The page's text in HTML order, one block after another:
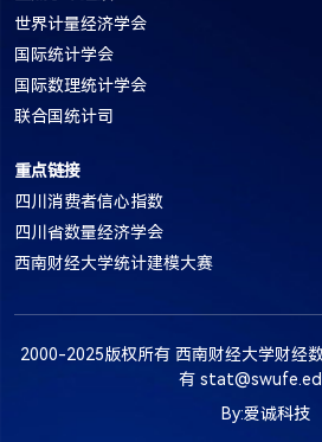
世界计量经济学会
国际统计学会
国际数理统计学会
联合国统计司
重点链接
四川消费者信心指数
四川省数量经济学会
西南财经大学统计建模大赛
2000-2025版权所有 西南财经大学财经
有
By:爱诚科技